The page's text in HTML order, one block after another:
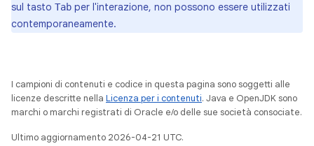
sul tasto Tab per l'interazione, non possono essere utilizzati
contemporaneamente.
I campioni di contenuti e codice in questa pagina sono soggetti alle
licenze descritte nella Licenza per i contenuti. Java e OpenJDK sono
marchi o marchi registrati di Oracle e/o delle sue società consociate.
Ultimo aggiornamento 2026-04-21 UTC.